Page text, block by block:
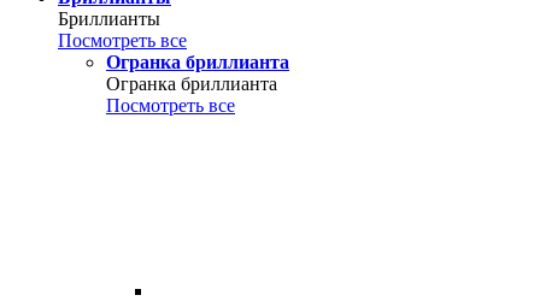
Бриллианты
Посмотреть все
Огранка бриллианта
Огранка бриллианта
Посмотреть все